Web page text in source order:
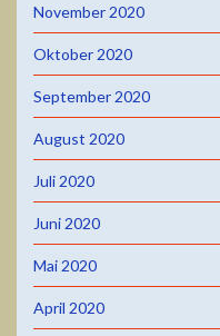
November 2020
Oktober 2020
September 2020
August 2020
Juli 2020
Juni 2020
Mai 2020
April 2020